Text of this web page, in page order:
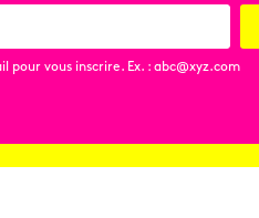
pour vous inscrire. Ex. : abc@xyz.com